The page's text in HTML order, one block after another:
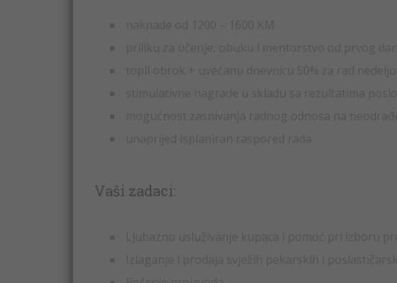
Vaši zadaci: